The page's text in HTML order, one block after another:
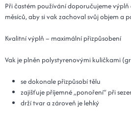
Při častém používání doporučujeme
měsíců, aby si vak zachoval svůj objem a
Kvalitní výplň – maximální přizpůsobení
Vak je plněn polystyrenovými kuličkami
se dokonale přizpůsobí tělu
zajišťuje příjemné „ponoření“ při
drží tvar a zároveň je lehký